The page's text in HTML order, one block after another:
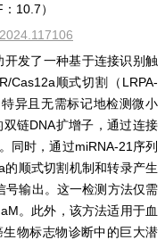
：10.7）
发了一种基于连接识别触
Cas12a顺式切割（LRPA-
异且无需标记地检测微小
链DNA扩增子，通过连接
同时，通过miRNA-21序列
的顺式切割机制和转录产生
号输出。这一检测方法仅需
。此外，该方法适用于血
物标志物诊断中的巨大潜